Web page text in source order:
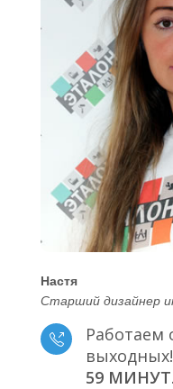
Настя
Старший дизайнер
Работаем
59 МИНУТ